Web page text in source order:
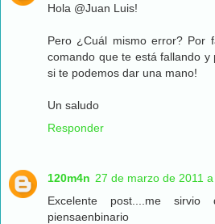
Hola @Juan Luis!
Pero ¿Cuál mismo error? Por
comando que te está fallando
si te podemos dar una mano!
Un saludo
Responder
120m4n 27 de marzo de 2011
Excelente post....me sirvio
piensaenbinario